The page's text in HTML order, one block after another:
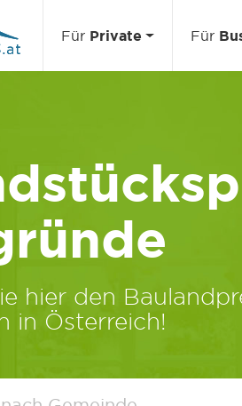
Für Private Für
hier den
in Österreich!